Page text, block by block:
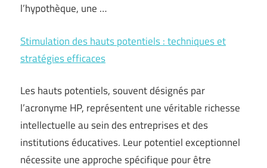
l’hypothèque, une …
Stimulation des hauts potentiels : techniques et
stratégies efficaces
Les hauts potentiels, souvent désignés par
l’acronyme HP, représentent une véritable richesse
intellectuelle au sein des entreprises et des
institutions éducatives. Leur potentiel exceptionnel
nécessite une approche spécifique pour être